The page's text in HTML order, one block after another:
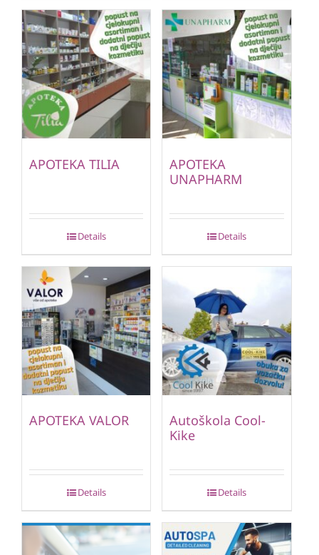
APOTEKA TILIA
Details
APOTEKA
UNAPHARM
Details
APOTEKA VALOR
Details
Autoškola Cool-
Kike
Details